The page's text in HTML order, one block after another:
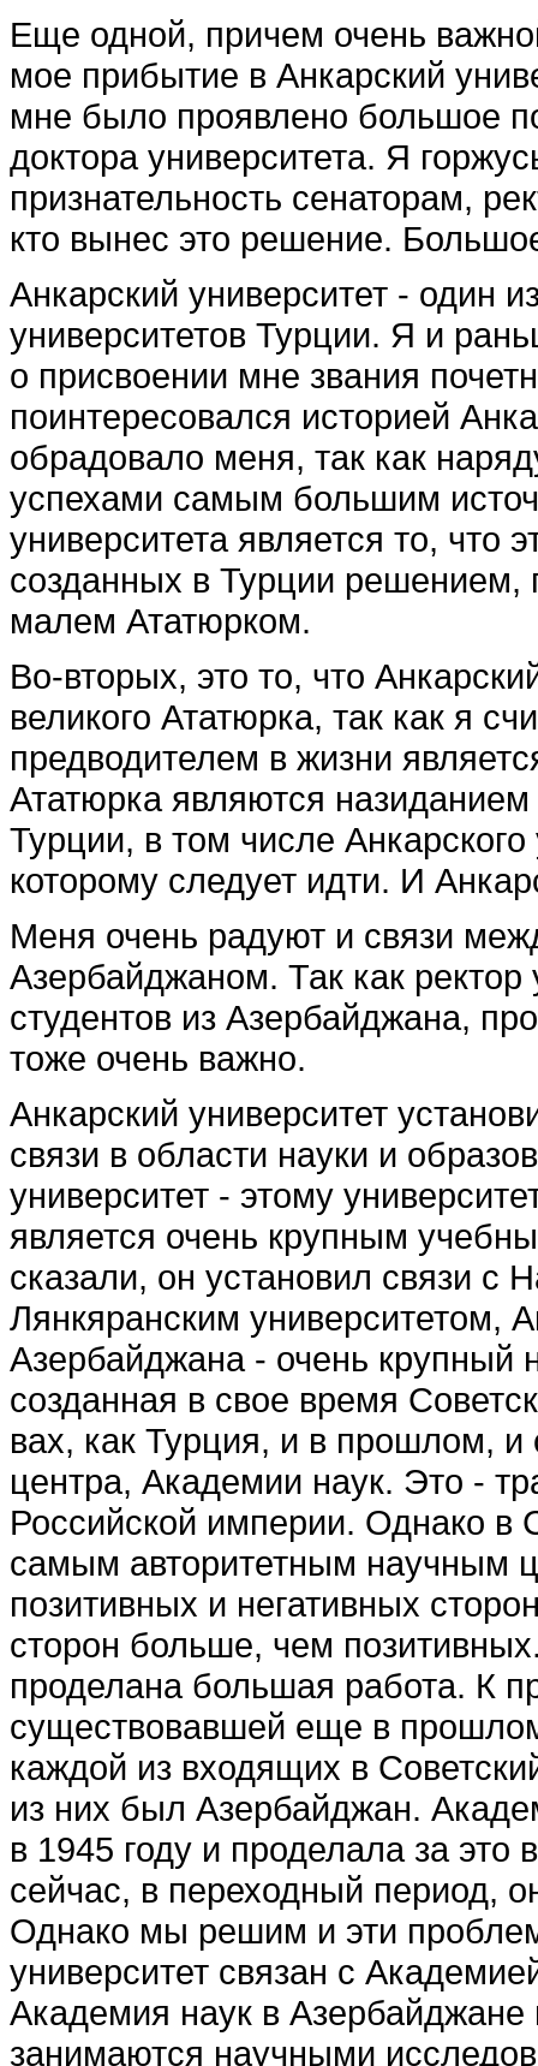
Еще одной, причем очень
мое прибытие в Анкарский
мне было прояв­лено большое
доктора университета. Я
признательность сенаторам,
кто вынес это решение.
Анкарский университет - один
университетов Турции. Я и
о присвоении мне звания
поинтересовался историей
обрадовало меня, так как
успехами самым большим
университета является то, что
созданных в Турции
малем Ататюрком.
Во-вторых, это то, что
великого Ататюрка, так как я
предводителем в жизни
Ататюрка являются
Турции, в том числе Анкарского
которому следует идти. И
Меня очень радуют и связи
Азербайджаном. Так как ректор
студентов из Азербай­джана,
тоже очень ва­жно.
Анкарский университет
связи в области науки и
университет - это­му
является очень крупным
сказали, он установил связи с
Лянкяранским университетом,
Азербайджана - очень крупный
создан­ная в свое время
вах, как Турция, и в прошлом, и
центра, Академии наук. Это -
Российской империи. Однако
самым авторитетным науч­ным
позитивных и негативных
сторон больше, чем
проделана большая ра­бота. К
существовавшей еще в
каждой из входя­щих в
из них был Азербайджан.
в 1945 году и проделала за
сейчас, в переходный период,
Однако мы решим и эти
университет связан с
Академия наук в
занимаются научными